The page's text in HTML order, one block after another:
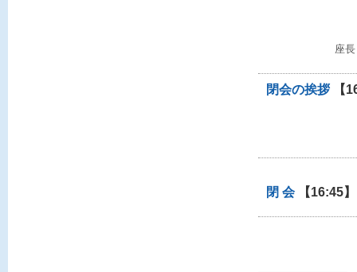
座
閉会の挨拶 【
閉 会 【16:45】